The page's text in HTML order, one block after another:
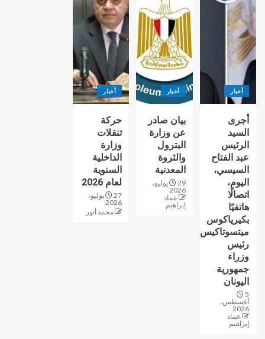
أخبار
أجرى
السيد
الرئيس
عبد الفتاح
السيسي،
اليوم،
اتصالًا
هاتفيًا
بكيرياكوس
ميتسوتاكيس
رئيس
وزراء
جمهورية
اليونان
5
أغسطس،
2026
عماد
إبراهيم
أخبار
بيان صادر
عن وزارة
البترول
والثروة
المعدنية
29 يوليو،
2026
عماد
إبراهيم
أخبار
حركة
تنقلات
وزارة
الداخلية
السنوية
لعام 2026
27 يوليو،
2026
محمد أنور